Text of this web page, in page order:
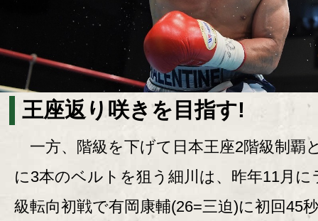
王座返り咲きを目指す!
一方、階級を下げて日本王座2階級制覇
に3本のベルトを狙う細川は、昨年11月に
級転向初戦で有岡康輔(26=三迫)に初回45